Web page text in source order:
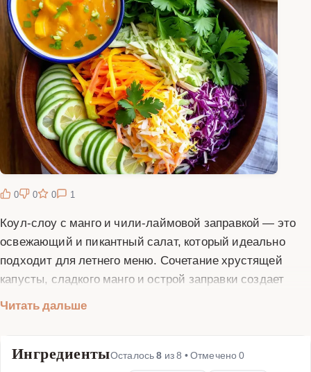
0 0 0 1
Коул-слоу с манго и чили-лаймовой заправкой — это
освежающий и пикантный салат, который идеально
подходит для летнего меню. Сочетание хрустящей
капусты, сладкого манго и острой заправки создает
самостоятельное блюдо или как гарнир к мясу, рыбе
понадобится свежая капуста (белокочанная или
Читать дальше
ИнгредиентыОсталось8 из8 • Отмечено0